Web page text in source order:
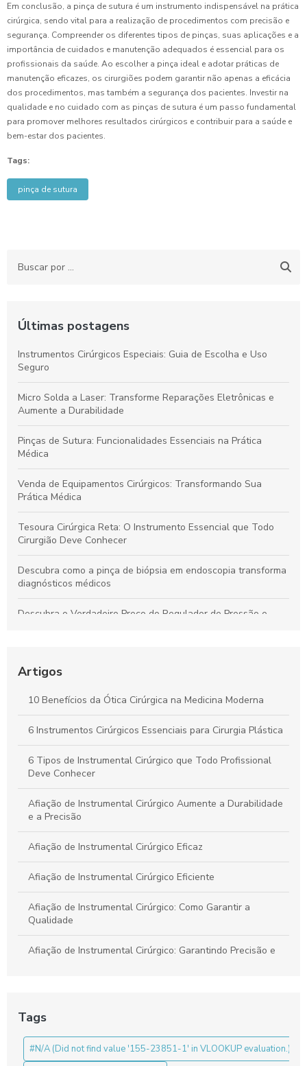
Em conclusão, a pinça de sutura é um instrumento indispensável na prática
cirúrgica, sendo vital para a realização de procedimentos com precisão e
segurança. Compreender os diferentes tipos de pinças, suas aplicações e a
importância de cuidados e manutenção adequados é essencial para os
profissionais da saúde. Ao escolher a pinça ideal e adotar práticas de
manutenção eficazes, os cirurgiões podem garantir não apenas a eficácia
dos procedimentos, mas também a segurança dos pacientes. Investir na
qualidade e no cuidado com as pinças de sutura é um passo fundamental
para promover melhores resultados cirúrgicos e contribuir para a saúde e
bem-estar dos pacientes.
Tags:
pinça de sutura
Últimas postagens
Instrumentos Cirúrgicos Especiais: Guia de Escolha e Uso
Seguro
Micro Solda a Laser: Transforme Reparações Eletrônicas e
Aumente a Durabilidade
Pinças de Sutura: Funcionalidades Essenciais na Prática
Médica
Venda de Equipamentos Cirúrgicos: Transformando Sua
Prática Médica
Tesoura Cirúrgica Reta: O Instrumento Essencial que Todo
Cirurgião Deve Conhecer
Descubra como a pinça de biópsia em endoscopia transforma
diagnósticos médicos
Descubra o Verdadeiro Preço do Regulador de Pressão e
procedimentos cirúrgicos
Descubra o Verdadeiro Preço da Tesoura Cirúrgica e Como
Escolher a Ideal
Kit Instrumental Cirúrgico: Tudo que Você Precisa Saber para
a Escolha Certa
Artigos
10 Benefícios da Ótica Cirúrgica na Medicina Moderna
6 Instrumentos Cirúrgicos Essenciais para Cirurgia Plástica
6 Tipos de Instrumental Cirúrgico que Todo Profissional
Deve Conhecer
Afiação de Instrumental Cirúrgico Aumente a Durabilidade
e a Precisão
Afiação de Instrumental Cirúrgico Eficaz
Afiação de Instrumental Cirúrgico Eficiente
Afiação de Instrumental Cirúrgico: Como Garantir a
Qualidade
Afiação de Instrumental Cirúrgico: Garantindo Precisão e
Benefícios da Pinça de Artroscopia
Benefícios do Ressectoscópio Bipolar para Cirurgias
Tags
#N/A (Did not find value '155-23851-1' in VLOOKUP evaluation.)